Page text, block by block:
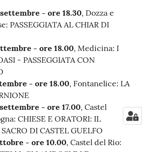
- ore 18.30, Dozza e
PASSEGGIATA AL CHIAR DI
- ore 18.00, Medicina: I
- PASSEGGIATA CON
- ore 18.00, Fontanelice: LA
- ore 17.00, Castel
CHIESE E ORATORI: IL
DI CASTEL GUELFO
- ore 10.00, Castel del Rio: